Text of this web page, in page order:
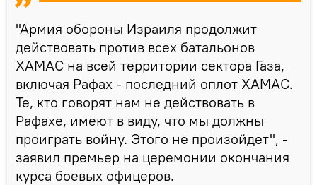
"Армия обороны Израиля продолжит
действовать против всех батальонов
ХАМАС на всей территории сектора Газа,
включая Рафах - последний оплот ХАМАС.
Те, кто говорят нам не действовать в
Рафахе, имеют в виду, что мы должны
проиграть войну. Этого не произойдет", -
заявил премьер на церемонии окончания
курса боевых офицеров.